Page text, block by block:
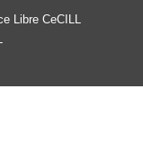
Libre CeCILL